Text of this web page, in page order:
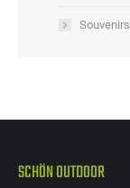
Souvenirs
SCHÖN OUTDOOR